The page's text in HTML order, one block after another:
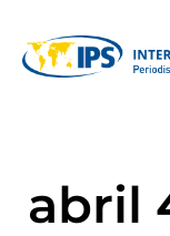
abril